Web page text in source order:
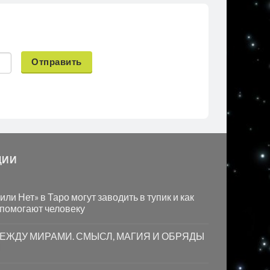
Отправить
Нет» в Таро могут заводить в тупик и как
человеку
МИРАМИ. СМЫСЛ, МАГИЯ И ОБРЯДЫ